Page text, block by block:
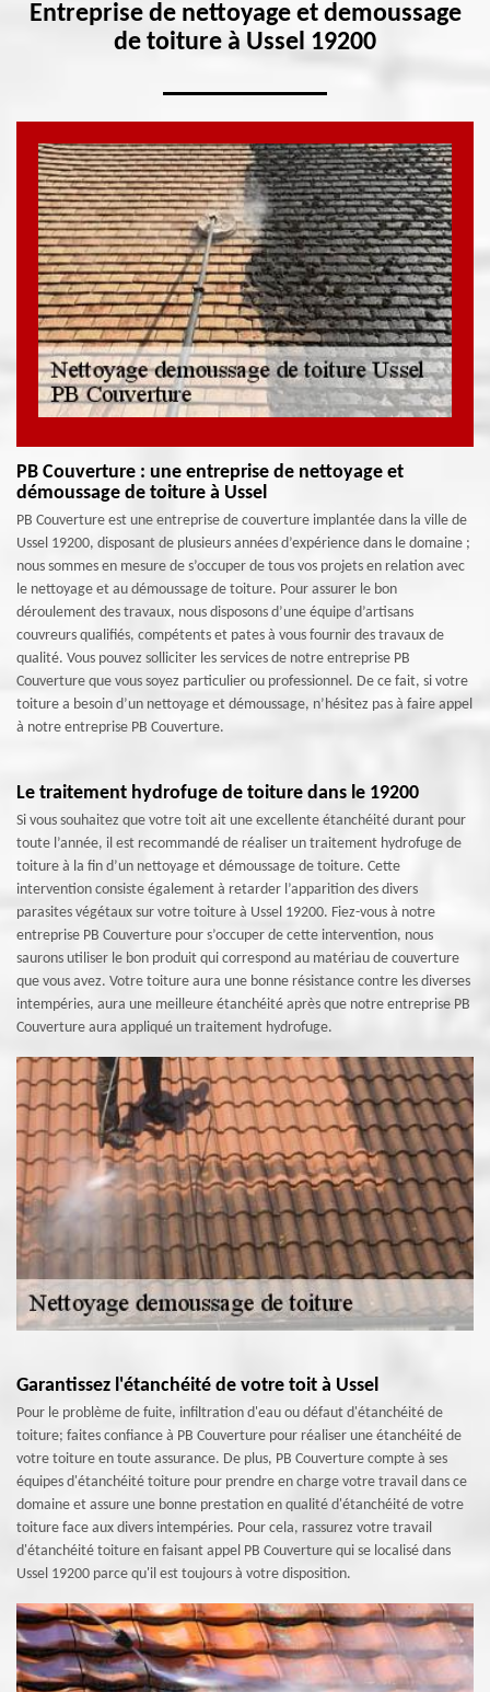
Entreprise de nettoyage et demoussage
de toiture à Ussel 19200
PB Couverture : une entreprise de nettoyage et
démoussage de toiture à Ussel
PB Couverture est une entreprise de couverture implantée dans la ville de
Ussel 19200, disposant de plusieurs années d’expérience dans le domaine ;
nous sommes en mesure de s’occuper de tous vos projets en relation avec
le nettoyage et au démoussage de toiture. Pour assurer le bon
déroulement des travaux, nous disposons d’une équipe d’artisans
couvreurs qualifiés, compétents et pates à vous fournir des travaux de
qualité. Vous pouvez solliciter les services de notre entreprise PB
Couverture que vous soyez particulier ou professionnel. De ce fait, si votre
toiture a besoin d’un nettoyage et démoussage, n’hésitez pas à faire appel
à notre entreprise PB Couverture.
Le traitement hydrofuge de toiture dans le 19200
Si vous souhaitez que votre toit ait une excellente étanchéité durant pour
toute l’année, il est recommandé de réaliser un traitement hydrofuge de
toiture à la fin d’un nettoyage et démoussage de toiture. Cette
intervention consiste également à retarder l’apparition des divers
parasites végétaux sur votre toiture à Ussel 19200. Fiez-vous à notre
entreprise PB Couverture pour s’occuper de cette intervention, nous
saurons utiliser le bon produit qui correspond au matériau de couverture
que vous avez. Votre toiture aura une bonne résistance contre les diverses
intempéries, aura une meilleure étanchéité après que notre entreprise PB
Couverture aura appliqué un traitement hydrofuge.
Garantissez l'étanchéité de votre toit à Ussel
Pour le problème de fuite, infiltration d'eau ou défaut d'étanchéité de
toiture; faites confiance à PB Couverture pour réaliser une étanchéité de
votre toiture en toute assurance. De plus, PB Couverture compte à ses
équipes d'étanchéité toiture pour prendre en charge votre travail dans ce
domaine et assure une bonne prestation en qualité d'étanchéité de votre
toiture face aux divers intempéries. Pour cela, rassurez votre travail
d'étanchéité toiture en faisant appel PB Couverture qui se localisé dans
Ussel 19200 parce qu'il est toujours à votre disposition.